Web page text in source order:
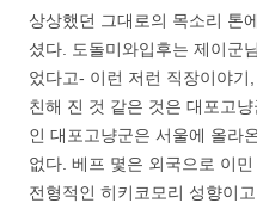
상상했던 그대로의 목소리 톤
셨다. 도돌미와입후는 제이군
었다고- 이런 저런 직장이야
친해 진 것 같은 것은 대포고
인 대포고냥군은 서울에 올라
없다. 베프 몇은 외국으로 이
전형적인 히키코모리 성향이